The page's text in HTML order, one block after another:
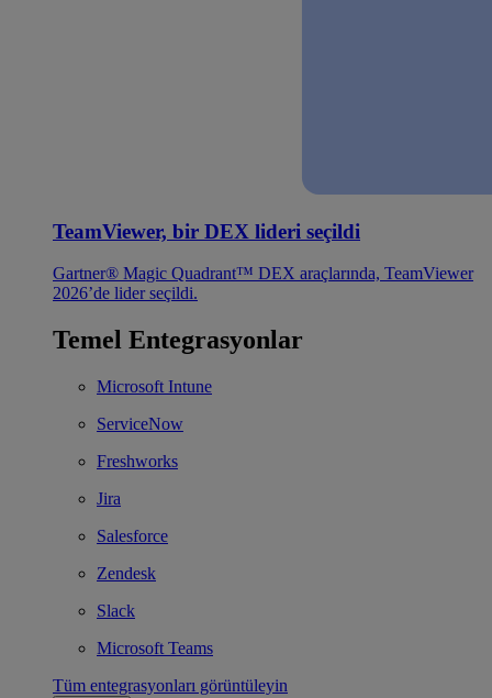
TeamViewer, bir DEX lideri seçildi
Gartner® Magic Quadrant™ DEX araçlarında, TeamViewer
2026’de lider seçildi.
Temel Entegrasyonlar
Microsoft Intune
ServiceNow
Freshworks
Jira
Salesforce
Zendesk
Slack
Microsoft Teams
Tüm entegrasyonları görüntüleyin